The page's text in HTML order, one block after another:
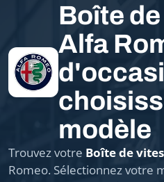
Boîte
Alfa
modèle
Trouvez votre Boîte de
Romeo. Sélectionnez votre